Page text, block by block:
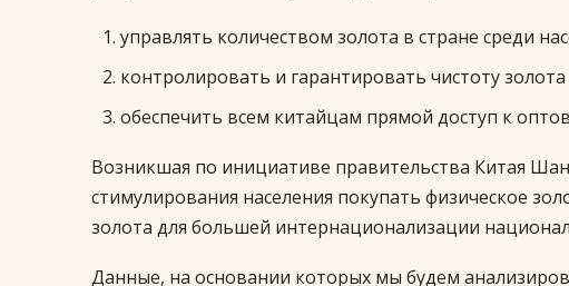
управлять количеством золота в стране среди
контролировать и гарантировать чистоту
обеспечить всем китайцам прямой доступ к
Возникшая по инициативе правительства Китая
стимулирования населения покупать физическое
золота для большей интернационализации
Данные, на основании которых мы будем